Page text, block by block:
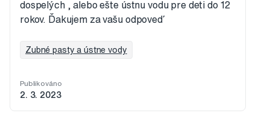
dospelých , alebo ešte ústnu vodu pre deti do 12
rokov. Ďakujem za vašu odpoveď
Zubné pasty a ústne vody
Publikováno
2. 3. 2023